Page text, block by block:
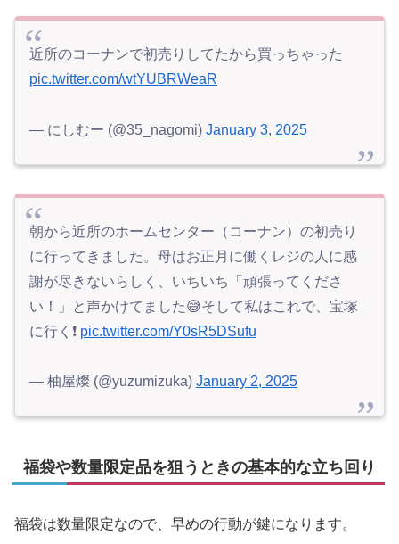
近所のコーナンで初売りしてたから買っちゃった
pic.twitter.com/wtYUBRWeaR
— にしむー (@35_nagomi) January 3, 2025
朝から近所のホームセンター（コーナン）の初売り
に行ってきました。母はお正月に働くレジの人に感
謝が尽きないらしく、いちいち「頑張ってくださ
い！」と声かけてました😅そして私はこれで、宝塚
に行く❗️ pic.twitter.com/Y0sR5DSufu
— 柚屋燦 (@yuzumizuka) January 2, 2025
福袋や数量限定品を狙うときの基本的な立ち回り
福袋は数量限定なので、早めの行動が鍵になります。